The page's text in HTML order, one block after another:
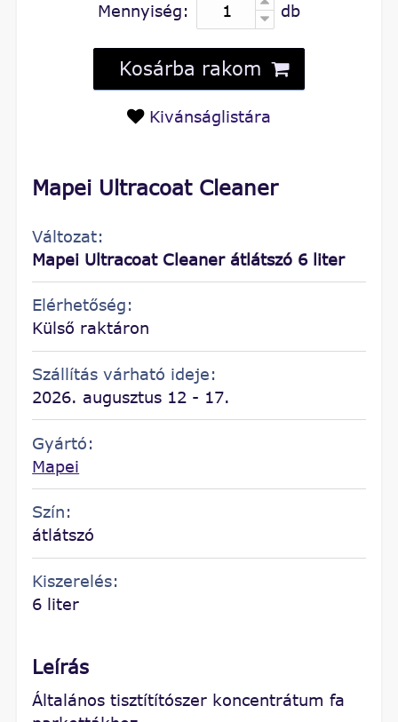
Mapei Ultracoat Cleaner
Változat:
Mapei Ultracoat Cleaner átlátszó 6 liter
Elérhetőség:
Külső raktáron
Szállítás várható ideje:
2026. augusztus 12 - 17.
Gyártó:
Mapei
Szín:
átlátszó
Kiszerelés:
6 liter
Leírás
Általános tisztítítószer koncentrátum fa
Mennyiség: db
Kosárba rakom
Kivánságlistára